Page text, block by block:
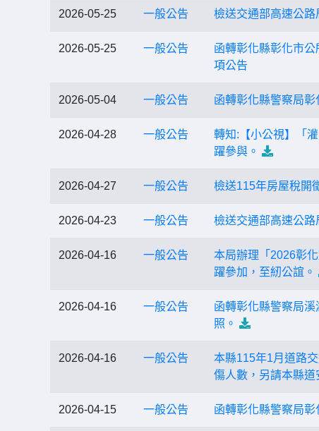
2026-05-25 一般公告 檢送交通部高速公
2026-05-25 一般公告
函轉彰化縣彰化市
項公告
2026-05-04 一般公告 函轉彰化縣警察局
2026-04-28 一般公告
轉知:【小公視】「
躍參與。
2026-04-27 一般公告 檢送115年房屋稅開
2026-04-23 一般公告 檢送交通部高速公
2026-04-16 一般公告
本局辦理「2026彰
躍參加，至紉公誼。
2026-04-16 一般公告
函轉彰化縣警察局
照。
2026-04-16 一般公告
本縣115年1月道路
傷人數，另請本縣道
2026-04-15 一般公告 函轉彰化縣警察局